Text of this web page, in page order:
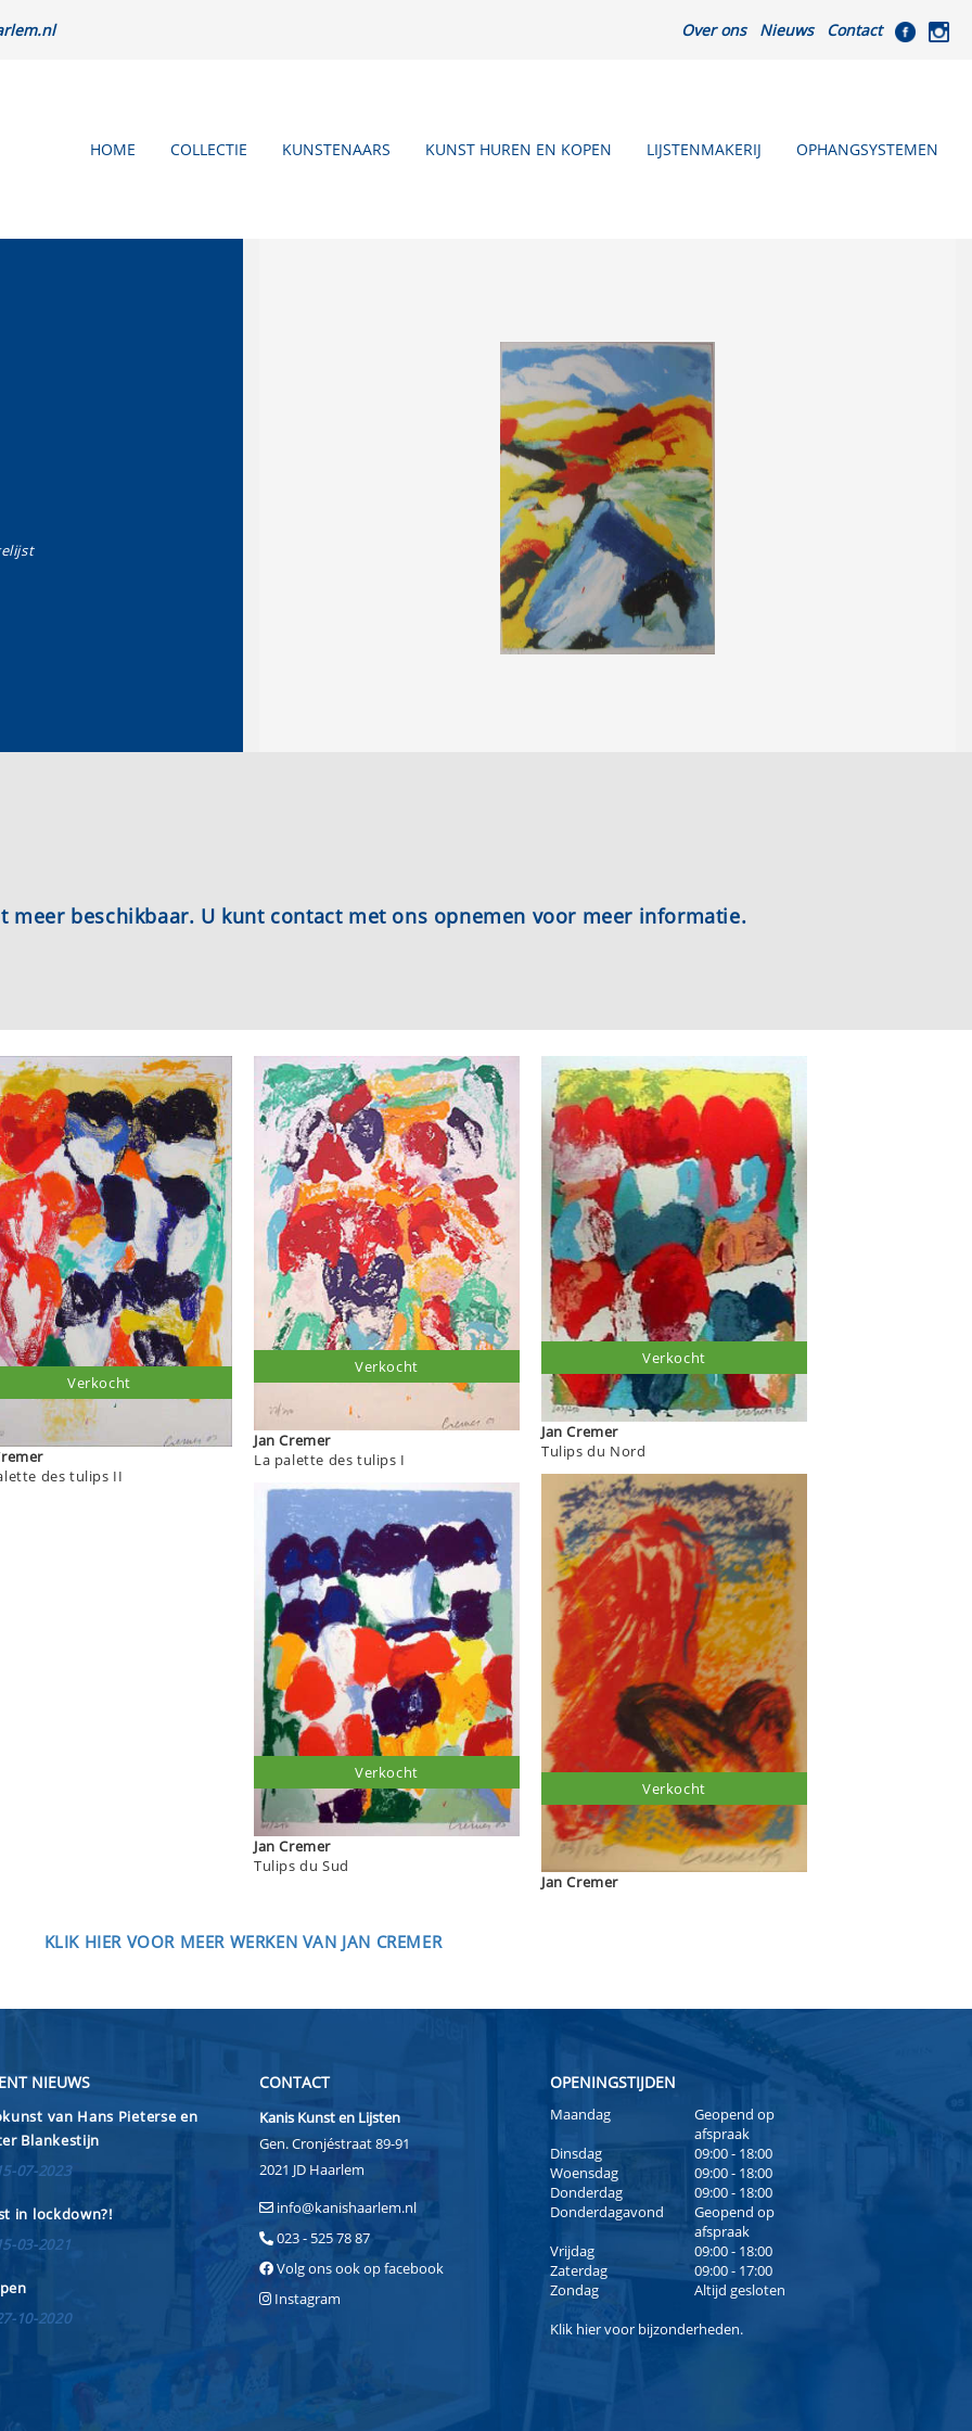
Over ons Nieuws Contact
HOME COLLECTIE KUNSTENAARS KUNST HUREN EN KOPEN LIJSTENMAKERIJ OPHANGSYSTEMEN
meer beschikbaar. U kunt contact met ons opnemen voor meer informatie.
Cremer
des tulips II
Verkocht
Jan Cremer
La palette des tulips I
Verkocht
Jan Cremer
Tulips du Sud
Verkocht
Jan Cremer
Tulips du Nord
Verkocht
Jan Cremer
Verkocht
KLIK HIER VOOR MEER WERKEN VAN JAN CREMER
NIEUWS
van Hans Pieterse en
Blankestijn
07-2023
in lockdown?!
03-2021
10-2020
CONTACT
Kanis Kunst en Lijsten
Gen. Cronjéstraat 89-91
2021 JD Haarlem
info@kanishaarlem.nl
023 - 525 78 87
Volg ons ook op facebook
Instagram
OPENINGSTIJDEN
Maandag
Geopend op
afspraak
Dinsdag
09:00 - 18:00
Woensdag
09:00 - 18:00
Donderdag
09:00 - 18:00
Donderdagavond
Geopend op
afspraak
Vrijdag
09:00 - 18:00
Zaterdag
09:00 - 17:00
Zondag
Altijd gesloten
Klik hiervoor bijzonderheden.